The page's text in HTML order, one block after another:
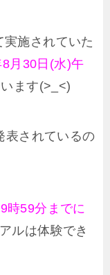
実施されていた
月30日(水)午
ます(>_<)
表されているの
時59分までに
ルは体験でき